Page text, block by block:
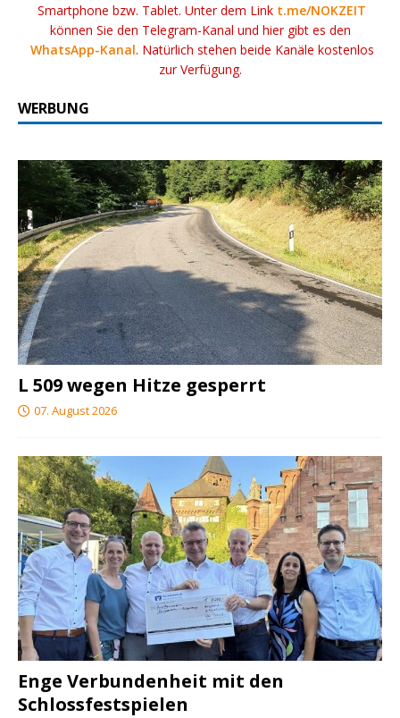
Smartphone bzw. Tablet. Unter dem Link t.me/NOKZEIT
können Sie den Telegram-Kanal und hier gibt es den
WhatsApp-Kanal. Natürlich stehen beide Kanäle kostenlos
zur Verfügung.
WERBUNG
L 509 wegen Hitze gesperrt
07. August 2026
Enge Verbundenheit mit den
Schlossfestspielen